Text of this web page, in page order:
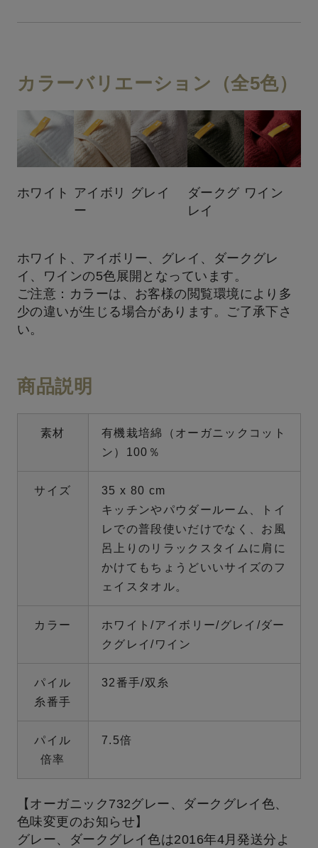
カラーバリエーション（全5色）
ホワイト
アイボリ
ー
グレイ
ダークグ
レイ
ワイン
ホワイト、アイボリー、グレイ、ダークグレ
イ、ワインの5色展開となっています。
ご注意：カラーは、お客様の閲覧環境により多
少の違いが生じる場合があります。ご了承下さ
い。
商品説明
素材
有機栽培綿（オーガニックコット
ン）100％
サイズ
35 x 80 cm
キッチンやパウダールーム、トイ
レでの普段使いだけでなく、お風
呂上りのリラックスタイムに肩に
かけてもちょうどいいサイズのフ
ェイスタオル。
カラー
ホワイト/アイボリー/グレイ/ダー
クグレイ/ワイン
パイル
糸番手
32番手/双糸
パイル
倍率
7.5倍
【オーガニック732グレー、ダークグレイ色、
色味変更のお知らせ】
グレー、ダークグレイ色は2016年4月発送分よ